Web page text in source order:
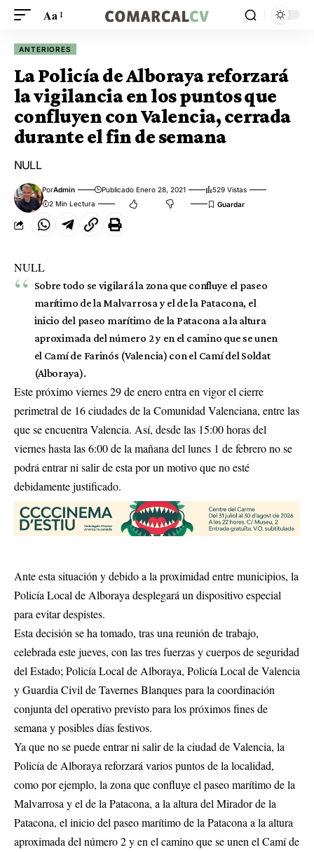
Aa
ANTERIORES
La Policía de Alboraya reforzará
la vigilancia en los puntos que
confluyen con Valencia, cerrada
durante el fin de semana
NULL
PorAdmin Publicado Enero 28, 2021
529 Vistas
2 Min Lectura
NULL
Sobre todo se vigilará la zona que confluye el paseo
marítimo de la Malvarrosa y el de la Patacona, el
inicio del paseo marítimo de la Patacona a la altura
aproximada del número 2 y en el camino que se unen
el Camí de Farinós (Valencia) con el Camí del Soldat
(Alboraya).
Este próximo viernes 29 de enero entra en vigor el cierre
perimetral de 16 ciudades de la Comunidad Valenciana, entre las
que se encuentra Valencia. Así, desde las 15:00 horas del
viernes hasta las 6:00 de la mañana del lunes 1 de febrero no se
podrá entrar ni salir de esta por un motivo que no esté
debidamente justificado.
Ante esta situación y debido a la proximidad entre municipios, la
Policía Local de Alboraya desplegará un dispositivo especial
para evitar despistes.
Esta decisión se ha tomado, tras una reunión de trabajo,
celebrada este jueves, con las tres fuerzas y cuerpos de seguridad
del Estado; Policía Local de Alboraya, Policía Local de Valencia
y Guardia Civil de Tavernes Blanques para la coordinación
conjunta del operativo previsto para los próximos fines de
semana y posibles días festivos.
Ya que no se puede entrar ni salir de la ciudad de Valencia, la
Policía de Alboraya reforzará varios puntos de la localidad,
como por ejemplo, la zona que confluye el paseo marítimo de la
Malvarrosa y el de la Patacona, a la altura del Mirador de la
Patacona, el inicio del paseo marítimo de la Patacona a la altura
aproximada del número 2 y en el camino que se unen el Camí de